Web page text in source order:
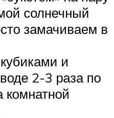
солнечный
замачиваем в
и
2-3 раза по
комнатной